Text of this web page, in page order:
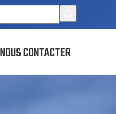
NOUS CONTACTER